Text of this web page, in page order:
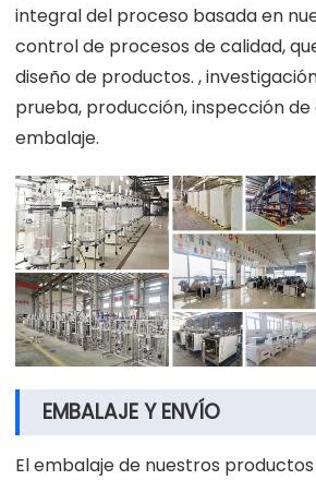
integral del proceso basada en
control de procesos de calidad,
diseño de productos. ,
prueba, producción, inspección de
embalaje.
EMBALAJE Y ENVÍO
El embalaje de nuestros